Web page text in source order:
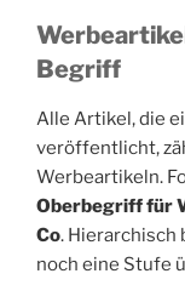
Begriff
Alle Artikel, die
veröffentlicht,
Werbeartikeln.
Oberbegriff für
Co.
noch eine Stufe